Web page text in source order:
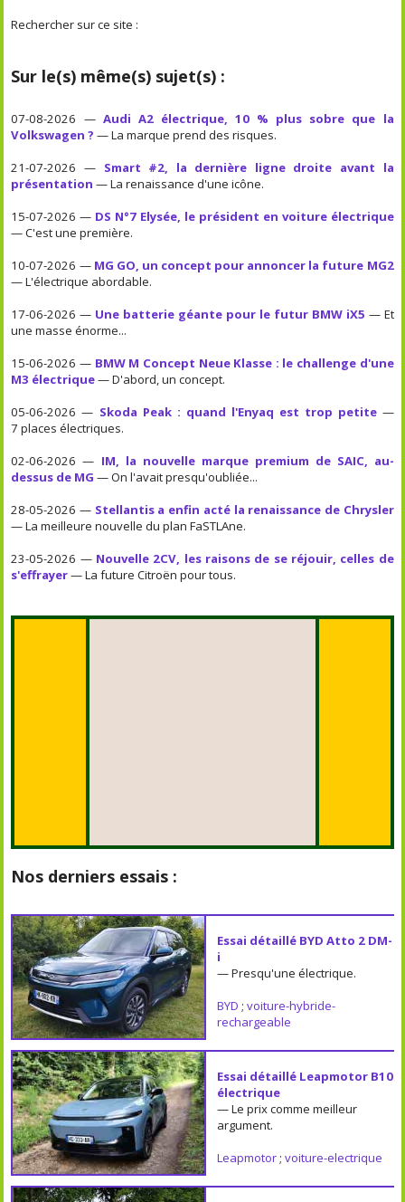
Rechercher sur ce site :
Sur le(s) même(s) sujet(s) :
07-08-2026 — Audi A2 électrique, 10 % plus sobre que la
Volkswagen ? — La marque prend des risques.
21-07-2026 — Smart #2, la dernière ligne droite avant la
présentation — La renaissance d'une icône.
15-07-2026 — DS N°7 Elysée, le président en voiture électrique
— C'est une première.
10-07-2026 — MG GO, un concept pour annoncer la future MG2
— L'électrique abordable.
17-06-2026 — Une batterie géante pour le futur BMW iX5 — Et
une masse énorme...
15-06-2026 — BMW M Concept Neue Klasse : le challenge d'une
M3 électrique— D'abord, un concept.
05-06-2026 — Skoda Peak : quand l'Enyaq est trop petite—
7 places électriques.
02-06-2026 — IM, la nouvelle marque premium de SAIC, au-
dessus de MG — On l'avait presqu'oubliée...
28-05-2026 — Stellantis a enfin acté la renaissance de Chrysler
— La meilleure nouvelle du plan FaSTLAne.
23-05-2026 — Nouvelle 2CV, les raisons de se réjouir, celles de
s'effrayer— La future Citroën pour tous.
Nos derniers essais :
Essai détaillé BYD Atto 2 DM-
i
— Presqu'une électrique.
BYD ; voiture-hybride-
rechargeable
Essai détaillé Leapmotor B10
électrique
— Le prix comme meilleur
argument.
Leapmotor ; voiture-electrique